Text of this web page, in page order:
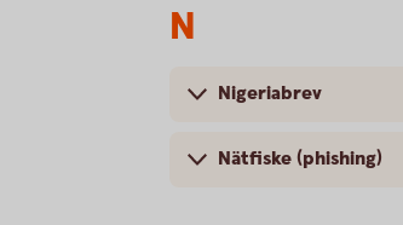
N
Nigeriabrev
Nätfiske (phishing)